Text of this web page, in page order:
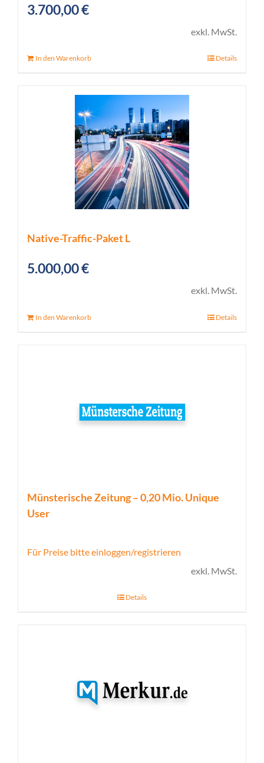
3.700,00€
exkl. MwSt.
In den Warenkorb Details
Native-Traffic-Paket L
5.000,00€
exkl. MwSt.
In den Warenkorb Details
Münsterische Zeitung – 0,20 Mio. Unique
User
Für Preise bitte einloggen/registrieren
exkl. MwSt.
Details